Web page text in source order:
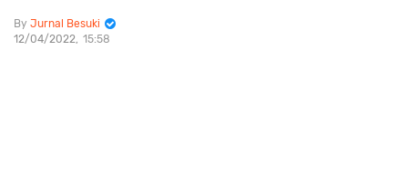
Jurnal Besuki
12/04/2022 15:58